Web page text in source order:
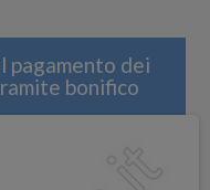
pagamento dei
bonifico